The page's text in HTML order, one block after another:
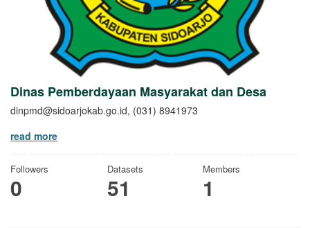
Dinas Pemberdayaan Masyarakat dan Desa
dinpmd@sidoarjokab.go.id, (031) 8941973
read more
Followers
0
Datasets
51
Members
1